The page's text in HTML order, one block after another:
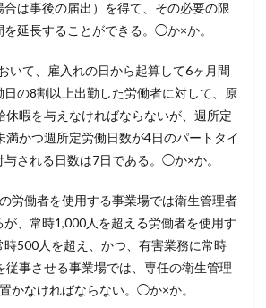
は事後の届出）を得て、その必要の限
を延長することができる。◯か×か。
いて、雇入れの日から起算して6ヶ月間
の8割以上出勤した労働者に対して、原
休暇を与えなければならないが、週所定
満かつ週所定労働日数が4日のパートタイ
与される日数は7日である。◯か×か。
労働者を使用する事業場では衛生管理者
、常時1,000人を超える労働者を使用す
時500人を超え、かつ、有害業務に常時
従事させる事業場では、専任の衛生管理
かなければならない。◯か×か。